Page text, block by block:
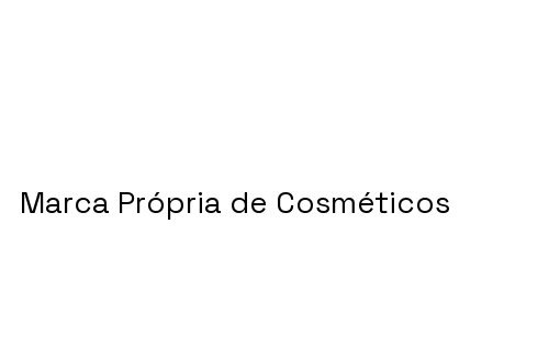
Marca Própria de Cosméticos